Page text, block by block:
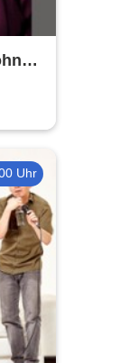
Uhr